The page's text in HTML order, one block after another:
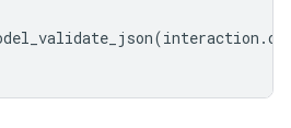
(interaction .